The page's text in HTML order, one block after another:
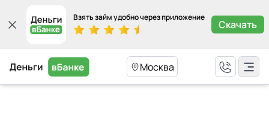
Взять займ удобно через приложение
Скачать
Москва